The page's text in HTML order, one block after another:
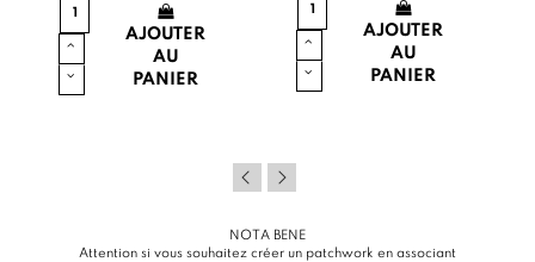
AJOUTER
AU
PANIER
AJOUTER
AU
PANIER
NOTA BENE
Attention si vous souhaitez créer un patchwork en associant